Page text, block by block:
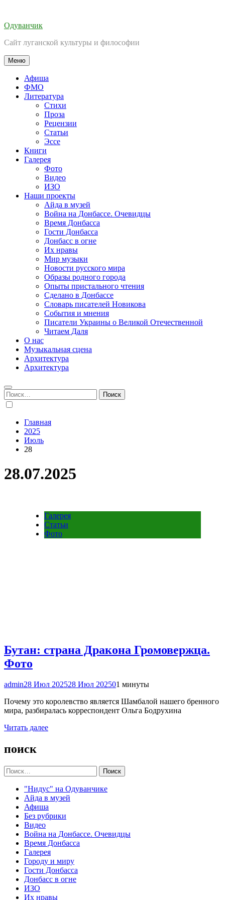
содержимому
Одуванчик
Сайт луганской культуры и философии
Меню
Афиша
ФМО
Литература
Стихи
Проза
Рецензии
Статьи
Эссе
Книги
Галерея
Фото
Видео
ИЗО
Наши проекты
Айда в музей
Война на Донбассе. Очевидцы
Время Донбасса
Гости Донбасса
Донбасс в огне
Их нравы
Мир музыки
Новости русского мира
Образы родного города
Опыты пристального чтения
Сделано в Донбассе
Словарь писателей Новикова
События и мнения
Писатели Украины о Великой Отечественной
Читаем Даля
О нас
Музыкальная сцена
Архитектура
Архитектура
Найти:
Главная
2025
Июль
28
28.07.2025
Галерея
Статьи
Фото
Бутан: страна Дракона Громовержца.
Фото
admin28 Июл 202528 Июл 202501 минуты
Почему это королевство является Шамбалой нашего бренного
мира, разбиралась корреспондент Ольга Бодрухина
Читать далее
поиск
Найти:
"Нидус" на Одуванчике
Айда в музей
Афиша
Без рубрики
Видео
Война на Донбассе. Очевидцы
Время Донбасса
Галерея
Городу и миру
Гости Донбасса
Донбасс в огне
ИЗО
Их нравы